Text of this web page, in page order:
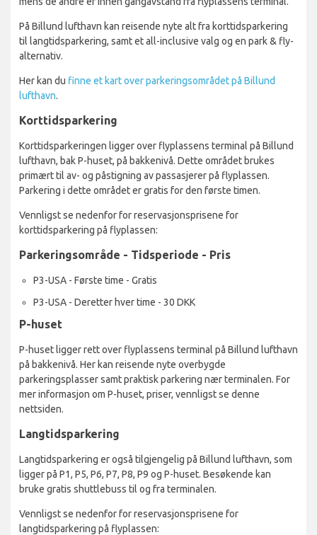
På Billund lufthavn kan reisende nyte alt fra korttidsparkering
til langtidsparkering, samt et all-inclusive valg og en park & fly-
alternativ.
Her kan du finne et kart over parkeringsområdet på Billund
lufthavn.
Korttidsparkering
Korttidsparkeringen ligger over flyplassens terminal på Billund
lufthavn, bak P-huset, på bakkenivå. Dette området brukes
primært til av- og påstigning av passasjerer på flyplassen.
Parkering i dette området er gratis for den første timen.
Vennligst se nedenfor for reservasjonsprisene for
korttidsparkering på flyplassen:
Parkeringsområde - Tidsperiode - Pris
P3-USA - Første time - Gratis
P3-USA - Deretter hver time - 30 DKK
P-huset
P-huset ligger rett over flyplassens terminal på Billund lufthavn
på bakkenivå. Her kan reisende nyte overbygde
parkeringsplasser samt praktisk parkering nær terminalen. For
mer informasjon om P-huset, priser, vennligst se denne
nettsiden.
Langtidsparkering
Langtidsparkering er også tilgjengelig på Billund lufthavn, som
ligger på P1, P5, P6, P7, P8, P9 og P-huset. Besøkende kan
bruke gratis shuttlebuss til og fra terminalen.
Vennligst se nedenfor for reservasjonsprisene for
langtidsparkering på flyplassen: